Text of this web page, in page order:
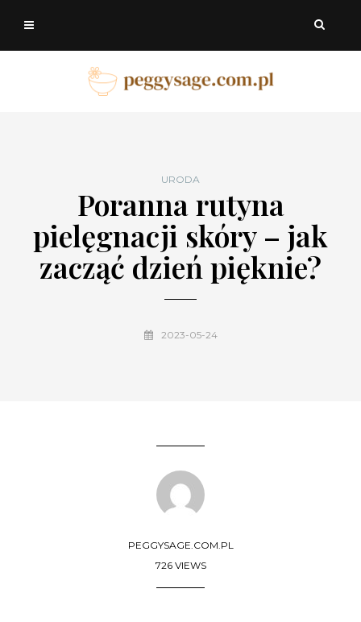
URODA
Poranna rutyna
pielęgnacji skóry – jak
zacząć dzień pięknie?
2023-05-24
PEGGYSAGE.COM.PL
726 VIEWS